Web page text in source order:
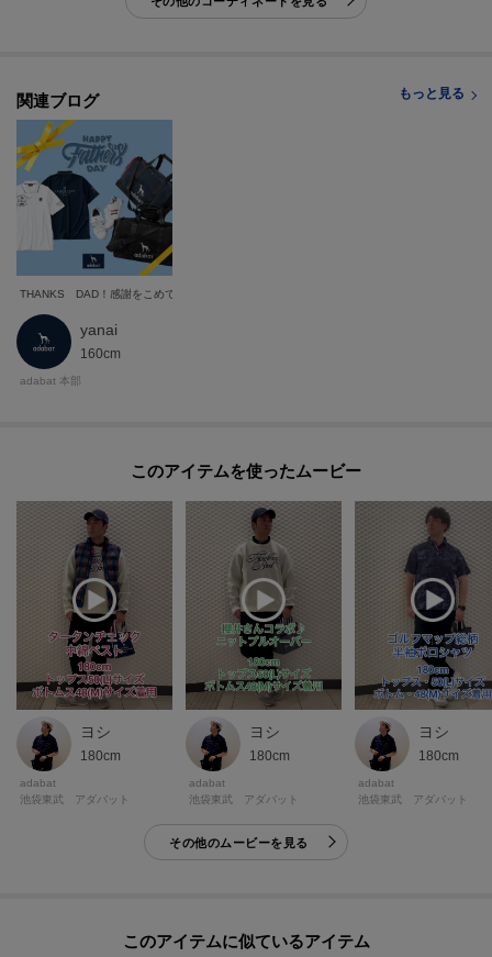
関連ブログ もっと見る
THANKS DAD！感謝をこめて
yanai
160cm
adabat 本部
このアイテムを使ったムービー
ヨシ
180cm
adabat
池袋東武 アダバット
ヨシ
180cm
adabat
池袋東武 アダバット
ヨシ
180cm
adabat
池袋東武 アダバット
その他のムービーを見る
このアイテムに似ているアイテム